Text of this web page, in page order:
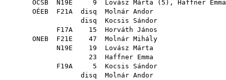
OCSB N19E 9 Lovász Márta ( 5 ), Haffner Emma
OÉEB F21A disq
Molnár Andor
disq
Kocsis Sándor
F17A 15
Horváth János
ONEB F21E 47
Molnár Mihály
N19E 19
Lovász Márta
23
Haffner Emma
F19A 5
Kocsis Sándor
disq
Molnár Andor